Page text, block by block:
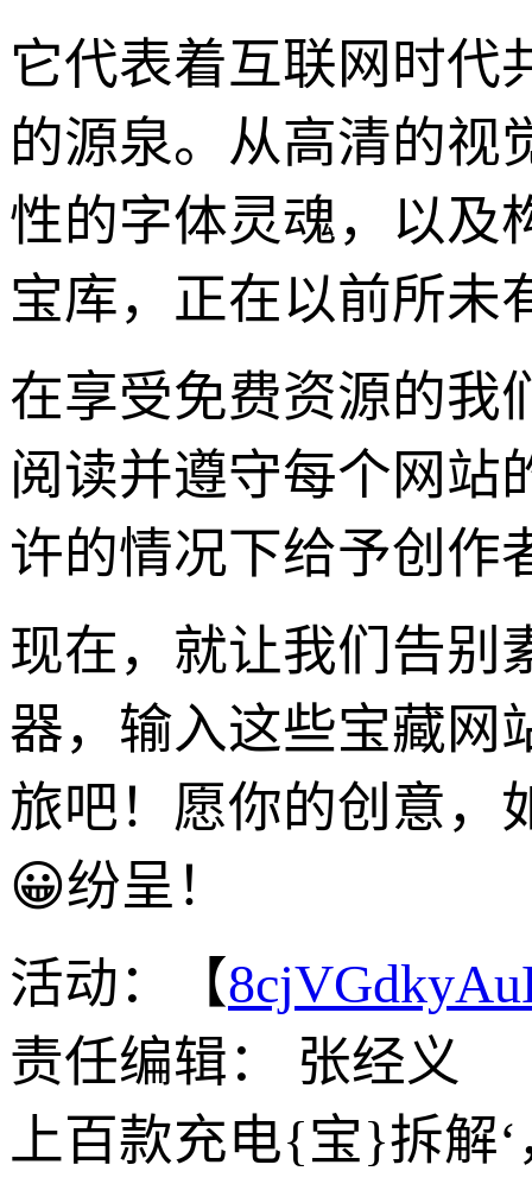
它代表着互联网时代
的源泉。从高清的视
性的字体灵魂，以及
宝库，正在以前所未
在享受免费资源的我
阅读并遵守每个网站
许的情况下给予创作
现在，就让我们告别
器，输入这些宝藏网
旅吧！愿你的创意，
😀纷呈！
活动：【
责任编辑： 张经义
上百款充电{宝}拆解